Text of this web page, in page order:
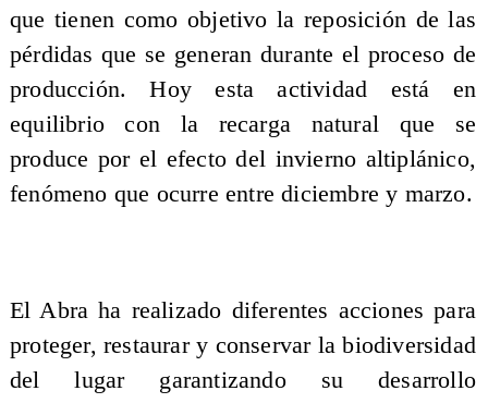
que tienen como objetivo la reposición de las
pérdidas que se generan durante el proceso de
producción. Hoy esta actividad está en
equilibrio con la recarga natural que se
produce por el efecto del invierno altiplánico,
fenómeno que ocurre entre diciembre y marzo.
El Abra ha realizado diferentes acciones para
proteger, restaurar y conservar la biodiversidad
del lugar garantizando su desarrollo